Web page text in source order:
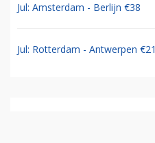
Jul: Amsterdam - Berlijn €38
Jul: Rotterdam - Antwerpen €21